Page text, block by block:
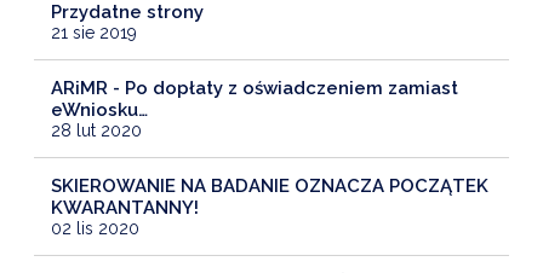
Przydatne strony
21 sie 2019
ARiMR - Po dopłaty z oświadczeniem zamiast
eWniosku…
28 lut 2020
SKIEROWANIE NA BADANIE OZNACZA POCZĄTEK
KWARANTANNY!
02 lis 2020